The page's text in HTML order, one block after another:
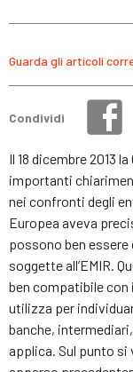
Guarda gli articoli
Condividi
Il 18 dicembre 2013
importanti
nei confronti degli
Europea aveva
possono ben
soggette all’EMIR.
ben compatibile
utilizza per
banche,
applica. Sul punto si